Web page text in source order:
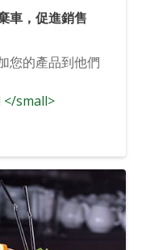
車，促進銷售
您的產品到他們
</small>